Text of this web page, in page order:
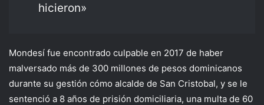
hicieron»
Mondesí fue encontrado culpable en 2017 de haber
malversado más de 300 millones de pesos dominicanos
durante su gestión cómo alcalde de San Cristobal, y se le
sentenció a 8 años de prisión domiciliaria, una multa de 60